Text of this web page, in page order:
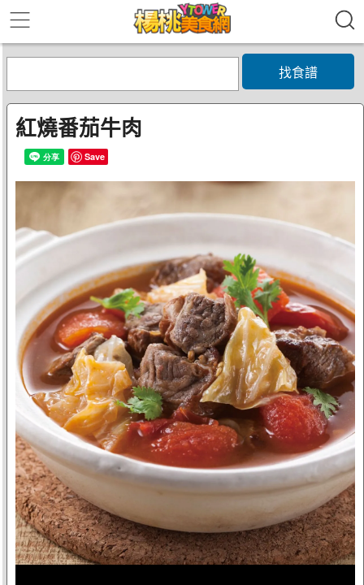
找食譜
紅燒番茄牛肉
Save